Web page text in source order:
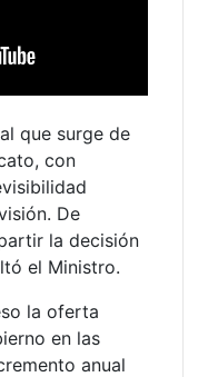
que surge de
con
De
la decisión
el Ministro.
la oferta
en las
anual